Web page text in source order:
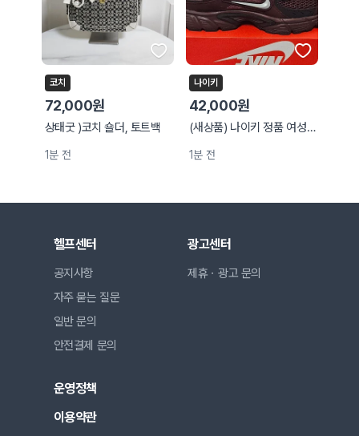
코치
72,000원
상태굿 )코치 숄더, 토트백
1분 전
나이키
42,000원
(새상품) 나이키 정품 여성 V5 PNR 운동화
1분 전
헬프센터
공지사항
자주 묻는 질문
일반 문의
안전결제 문의
광고센터
제휴ㆍ광고 문의
운영정책
이용약관